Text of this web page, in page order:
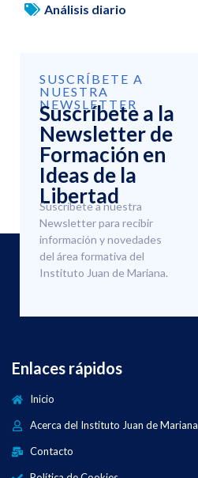
Análisis diario
SUSCRÍBETE A
NUESTRA
NEWSLETTER
Suscríbete a la
Newsletter de
Formación en
Ideas de la
Libertad
Suscríbete a nuestra
Newsletter para recibir
información y novedades
del área formativa del
Instituto Juan de Mariana.
Enlaces rápidos
Inicio
Acerca del Instituto Juan de Mariana
Contacto